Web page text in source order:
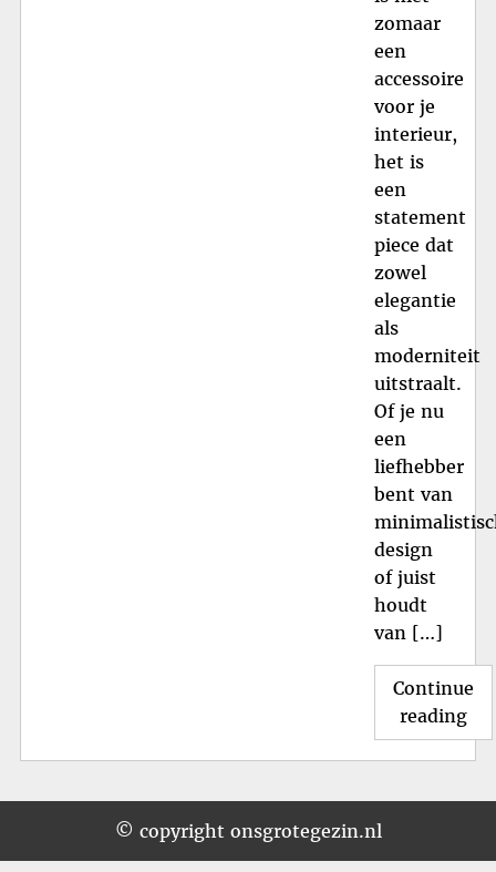
zomaar
een
accessoire
voor je
interieur,
het is
een
statement
piece dat
zowel
elegantie
als
moderniteit
uitstraalt.
Of je nu
een
liefhebber
bent van
design
of juist
houdt
van […]
Continue
reading
De
© copyright onsgrotegezin.nl